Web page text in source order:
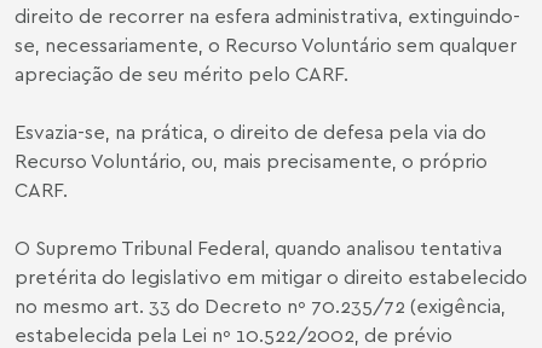
direito de recorrer na esfera administrativa, extinguindo-
se, necessariamente, o Recurso Voluntário sem qualquer
apreciação de seu mérito pelo CARF.
Esvazia-se, na prática, o direito de defesa pela via do
Recurso Voluntário, ou, mais precisamente, o próprio
CARF.
O Supremo Tribunal Federal, quando analisou tentativa
pretérita do legislativo em mitigar o direito estabelecido
no mesmo art. 33 do Decreto nº 70.235/72 (exigência,
estabelecida pela Lei nº 10.522/2002, de prévio